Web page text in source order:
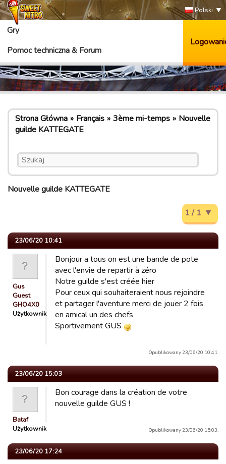
Polski
Gry
Pomoc techniczna & Forum
Strona Główna Français 3ème mi-temps
Nouvelle
guilde KATTEGATE
Nouvelle guilde KATTEGATE
1 / 1
23/06/20 10:41
Gus
Guest
GHO4X0
Użytkownik
Bonjour a tous on est une bande de pote
avec l'envie de repartir à zéro
Notre guilde s'est créée hier
Pour ceux qui souhaiteraient nous rejoindre
et partager l'aventure merci de jouer 2 fois
en amical un des chefs
Sportivement GUS
Opublikowany 23/06/20 10:41.
23/06/20 15:03
Bataf
Użytkownik
Bon courage dans la création de votre
nouvelle guilde GUS !
Opublikowany 23/06/20 15:03.
23/06/20 17:24